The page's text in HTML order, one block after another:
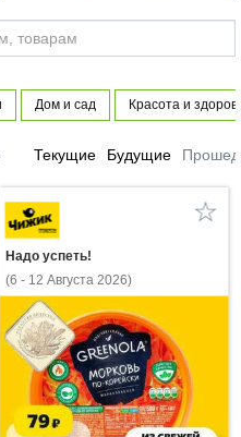
Дом и сад Красота и
Текущие Будущие
Надо успеть!
(6 - 12 Августа 2026)